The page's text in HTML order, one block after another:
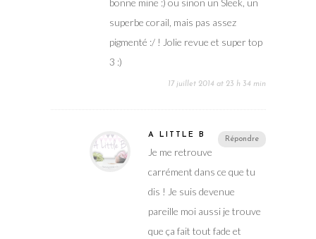
bonne mine :) ou sinon un Sleek, un
superbe corail, mais pas assez
pigmenté :/ ! Jolie revue et super top
3 :)
17 juillet 2014 at 23 h 34 min
Répondre
A LITTLE B
Je me retrouve
carrément dans ce que tu
dis ! Je suis devenue
pareille moi aussi je trouve
que ça fait tout fade et